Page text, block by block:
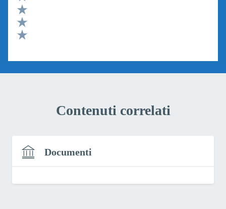
Valuta 4 stelle su 5
Valuta 3 stelle su 5
Valuta 2 stelle su 5
Contenuti correlati
Documenti